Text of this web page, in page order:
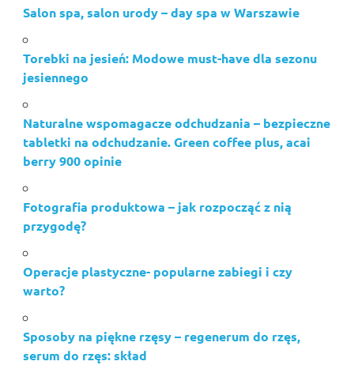
Salon spa, salon urody – day spa w Warszawie
Torebki na jesień: Modowe must-have dla sezonu
jesiennego
Naturalne wspomagacze odchudzania – bezpieczne
tabletki na odchudzanie. Green coffee plus, acai
berry 900 opinie
Fotografia produktowa – jak rozpocząć z nią
przygodę?
Operacje plastyczne- popularne zabiegi i czy
warto?
Sposoby na piękne rzęsy – regenerum do rzęs,
serum do rzęs: skład